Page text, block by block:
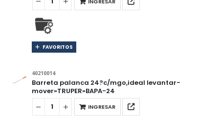
FAVORITOS
40210014
Barreta palanca 24?c/mgo,ideal levantar-
mover»TRUPER»BAPA-24
INGRESAR